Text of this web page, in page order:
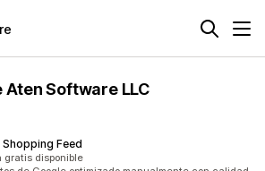
Software LLC
Feed
gratis disponible